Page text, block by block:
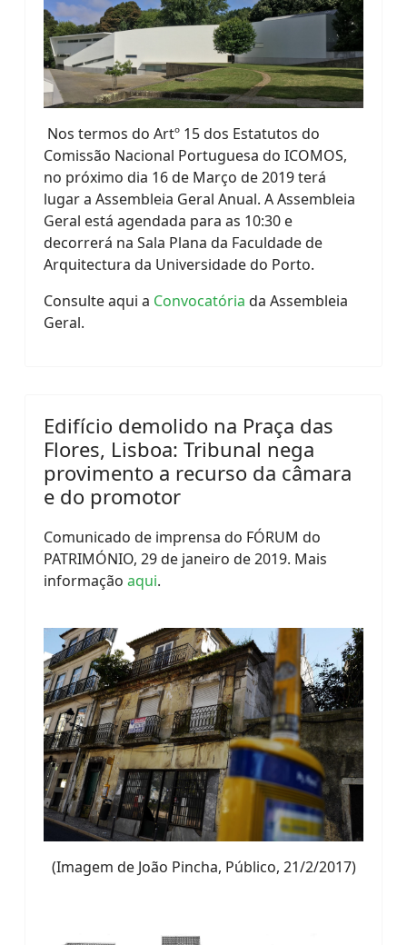
Nos termos do Artº 15 dos Estatutos do
Comissão Nacional Portuguesa do ICOMOS,
no próximo dia 16 de Março de 2019 terá
lugar a Assembleia Geral Anual. A Assembleia
Geral está agendada para as 10:30 e
decorrerá na Sala Plana da Faculdade de
Arquitectura da Universidade do Porto.
Consulte aqui a Convocatória da Assembleia
Geral.
Edifício demolido na Praça das
Flores, Lisboa: Tribunal nega
provimento a recurso da câmara
e do promotor
Comunicado de imprensa do FÓRUM do
PATRIMÓNIO, 29 de janeiro de 2019. Mais
informação aqui.
(Imagem de João Pincha, Público, 21/2/2017)